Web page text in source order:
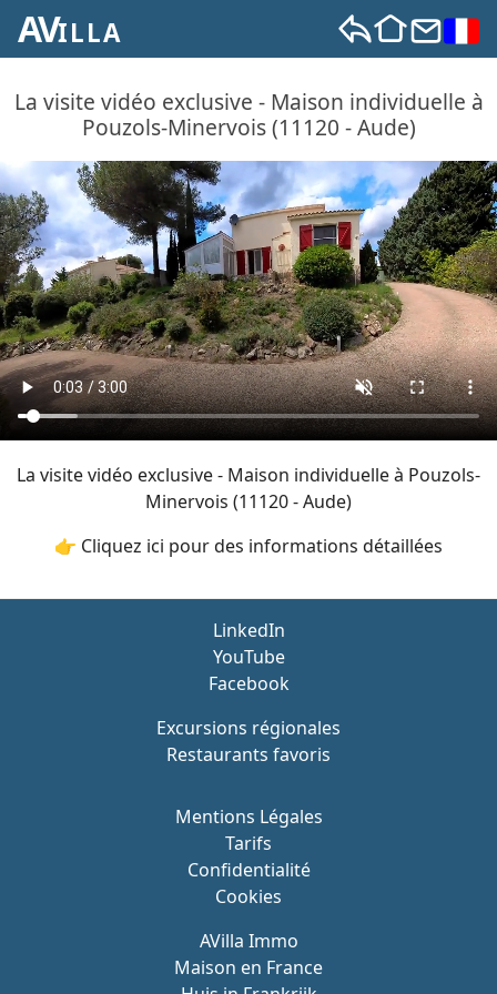
AVILLA
La visite vidéo exclusive - Maison individuelle à
Pouzols-Minervois (11120 - Aude)
La visite vidéo exclusive - Maison individuelle à Pouzols-
Minervois (11120 - Aude)
👉 Cliquez ici pour des informations détaillées
Mentions Légales
Tarifs
Confidentialité
Cookies
AVilla Immo
Maison en France
LinkedIn
YouTube
Facebook
Excursions régionales
Restaurants favoris